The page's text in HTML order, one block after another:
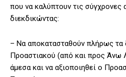
που να καλύπτουν τις σύγχρονες
διεκδικώντας:
– Να αποκατασταθούν πλήρως τα
Προαστιακού (από και προς Άνω
άμεσα και να αξιοποιηθεί ο